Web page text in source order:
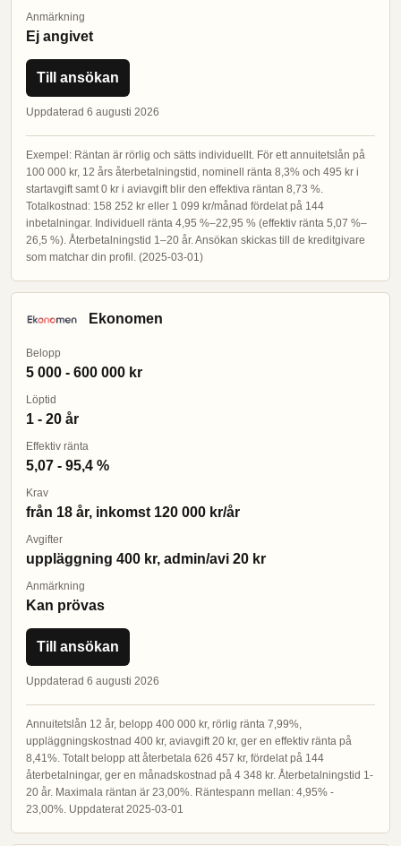
Anmärkning
Ej angivet
Till ansökan
Uppdaterad 6 augusti 2026
Exempel: Räntan är rörlig och sätts individuellt. För ett annuitetslån på
100 000 kr, 12 års återbetalningstid, nominell ränta 8,3% och 495 kr i
startavgift samt 0 kr i aviavgift blir den effektiva räntan 8,73 %.
Totalkostnad: 158 252 kr eller 1 099 kr/månad fördelat på 144
inbetalningar. Individuell ränta 4,95 %–22,95 % (effektiv ränta 5,07 %–
26,5 %). Återbetalningstid 1–20 år. Ansökan skickas till de kreditgivare
som matchar din profil. (2025-03-01)
Ekonomen
Belopp
5 000 - 600 000 kr
Löptid
1 - 20 år
Effektiv ränta
5,07 - 95,4 %
Krav
från 18 år, inkomst 120 000 kr/år
Avgifter
uppläggning 400 kr, admin/avi 20 kr
Anmärkning
Kan prövas
Till ansökan
Uppdaterad 6 augusti 2026
Annuitetslån 12 år, belopp 400 000 kr, rörlig ränta 7,99%,
uppläggningskostnad 400 kr, aviavgift 20 kr, ger en effektiv ränta på
8,41%. Totalt belopp att återbetala 626 457 kr, fördelat på 144
återbetalningar, ger en månadskostnad på 4 348 kr. Återbetalningstid 1-
20 år. Maximala räntan är 23,00%. Räntespann mellan: 4,95% -
23,00%. Uppdaterat 2025-03-01